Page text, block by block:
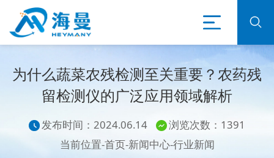
为什么蔬菜农残检测至关重要？农药残
留检测仪的广泛应用领域解析
发布时间：2024.06.14
浏览次数：1391
当前位置-首页-新闻中心-行业新闻